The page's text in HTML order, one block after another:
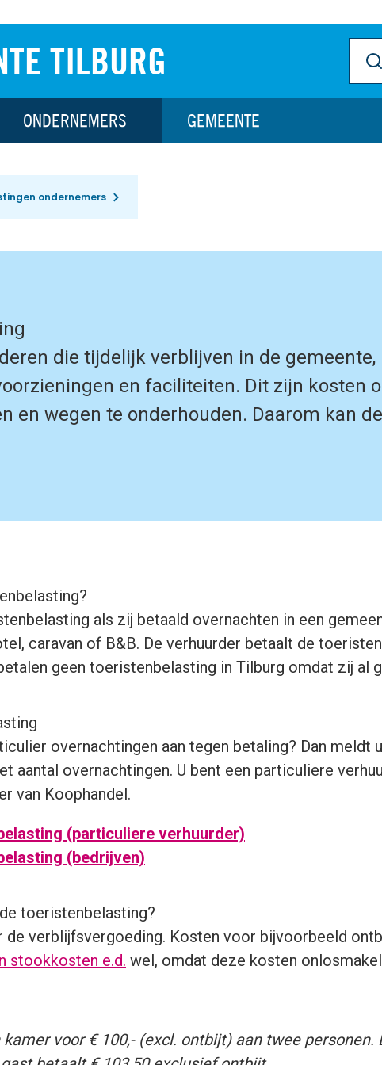
TILBURG
ONDERNEMERS GEMEENTE
ondernemers
die tijdelijk verblijven in de
en faciliteiten. Dit zijn kosten
en wegen te onderhouden. Daarom kan
als zij betaald overnachten in een
caravan of B&B. De verhuurder betaalt de
geen toeristenbelasting in Tilburg omdat zij al
overnachtingen aan tegen betaling? Dan meldt
aantal overnachtingen. U bent een particuliere
van Koophandel.
(particuliere verhuurder)
(bedrijven)
toeristenbelasting?
de verblijfsvergoeding. Kosten voor bijvoorbeeld
stookkosten e.d. wel, omdat deze kosten
kamer voor € 100,- (excl. ontbijt) aan twee